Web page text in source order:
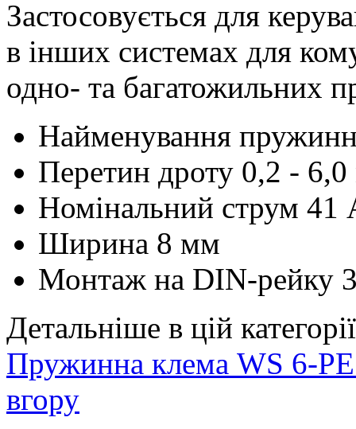
Застосовується для
в інших системах для
одно- та багатожильних
Найменування
Перетин дроту 0,2 -
Номінальний струм 41
Ширина 8 мм
Монтаж на DIN-рейку
Детальніше в цій
Пружинна клема WS 6-
вгору